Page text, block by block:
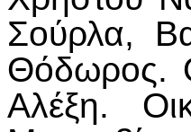
Σούρλα,
Θόδωρος.
Αλέξη.